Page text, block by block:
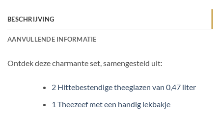
BESCHRIJVING
AANVULLENDE INFORMATIE
Ontdek deze charmante set, samengesteld uit:
2 Hittebestendige theeglazen van 0,47 liter
1 Theezeef met een handig lekbakje